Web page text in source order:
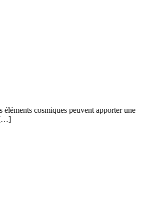
éléments cosmiques peuvent apporter une
[…]